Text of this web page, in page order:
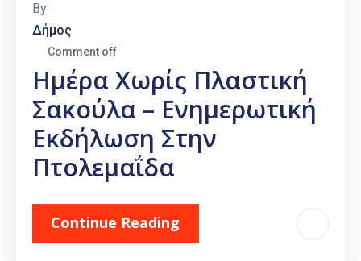
By
Δήμος
Comment off
Ημέρα Χωρίς Πλαστική
Σακούλα – Ενημερωτική
Εκδήλωση Στην
Πτολεμαΐδα
Continue Reading